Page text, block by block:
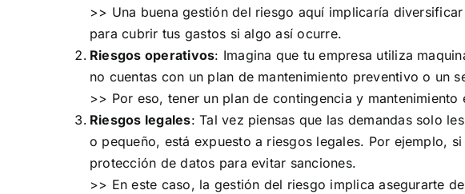
>> Una buena gestión del riesgo aquí implicaría
para cubrir tus gastos si algo así ocurre.
Riesgos operativos: Imagina que tu empresa utiliza
no cuentas con un plan de mantenimiento preventivo o un
>> Por eso, tener un plan de contingencia y
Riesgos legales: Tal vez piensas que las demandas solo
o pequeño, está expuesto a riesgos legales. Por ejemplo,
protección de datos para evitar sanciones.
>> En este caso, la gestión del riesgo implica asegurarte